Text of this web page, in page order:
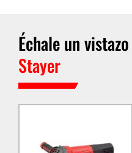
Échale un
Stayer